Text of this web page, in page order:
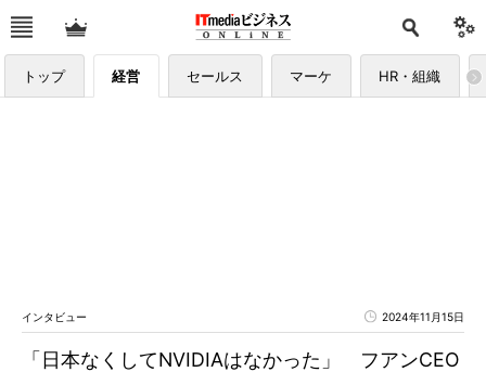
トップ 経営 セールス マーケ HR・組織
インタビュー 2024年11月15日
「日本なくしてNVIDIAはなかった」 フアンCEO